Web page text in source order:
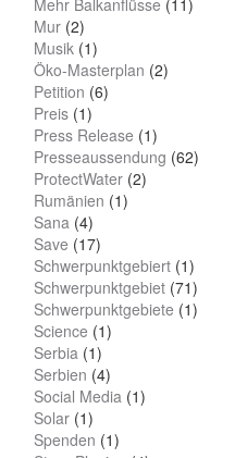
Mehr Balkanflüsse (11)
Mur (2)
Musik (1)
Öko-Masterplan (2)
Petition (6)
Preis (1)
Press Release (1)
Presseaussendung (62)
ProtectWater (2)
Rumänien (1)
Sana (4)
Save (17)
Schwerpunktgebiert (1)
Schwerpunktgebiet (71)
Schwerpunktgebiete (1)
Science (1)
Serbia (1)
Serbien (4)
Social Media (1)
Solar (1)
Spenden (1)